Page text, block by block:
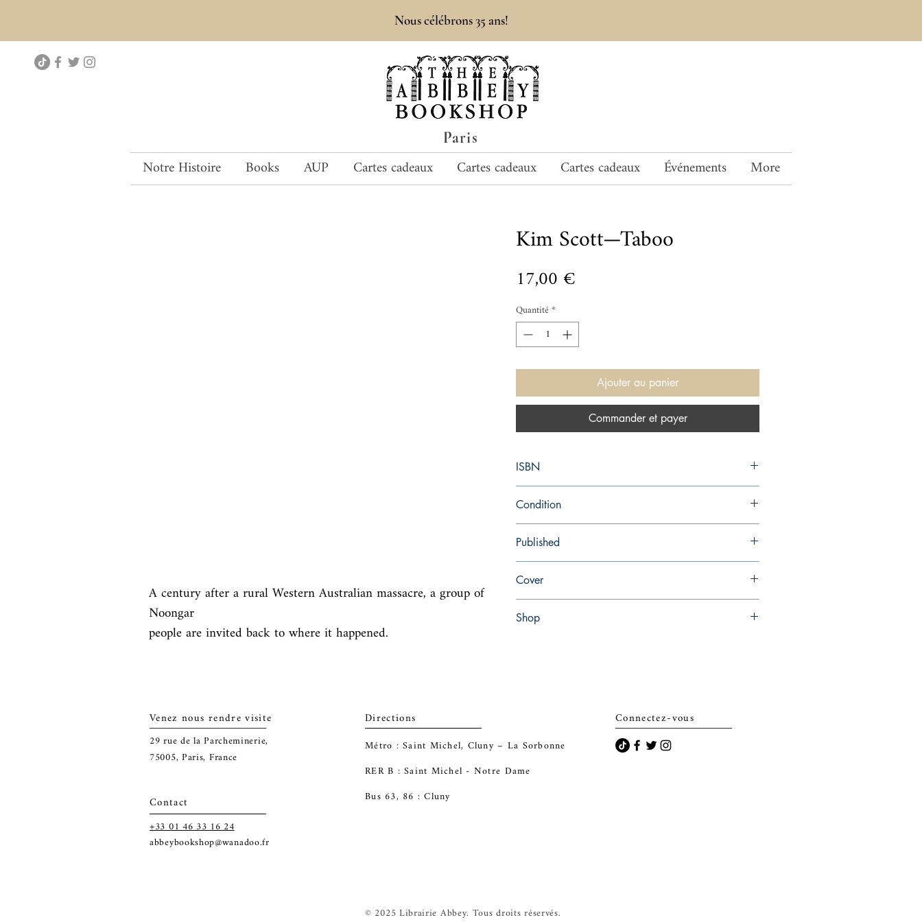
Paris
Nous célébrons 35 ans!
Notre Histoire Books AUP Cartes cadeaux Cartes cadeaux Cartes cadeaux Événements More
A century after a rural Western Australian massacre, a group of
Noongar
people are invited back to where it happened.
Kim Scott—Taboo
17,00 €
Quantité*
Ajouter au panier
Commander et payer
ISBN
Condition
Published
Cover
Shop
Venez nous rendre visite
29rue de la Parcheminerie,
75005, Paris, France
Contact
+33 01 46 33 16 24
abbeybookshop@wanadoo.fr
Directions
Métro : Saint Michel, Cluny – La Sorbonne
RER B : Saint Michel - Notre Dame
Bus 63, 86 : Cluny
Connectez-vous
© 2025 Librairie Abbey. Tous droits réservés.